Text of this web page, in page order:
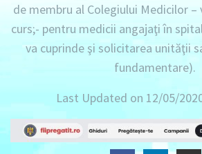
de membru al Colegiului Medicilor –
curs;- pentru medicii angajaţi în
va cuprinde şi solicitarea unităţii
fundamentare).
Last Updated on 12/05/